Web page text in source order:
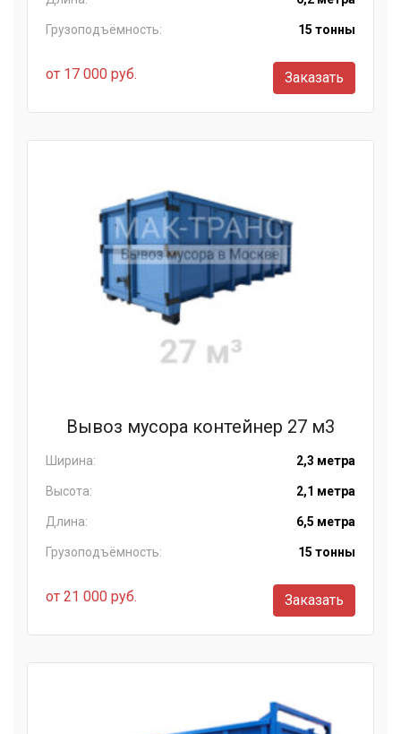
Грузоподъёмность: 15 тонны
от 17 000 руб. Заказать
Вывоз мусора контейнер 27 м3
Ширина: 2,3 метра
Высота: 2,1 метра
Длина: 6,5 метра
Грузоподъёмность: 15 тонны
от 21 000 руб. Заказать